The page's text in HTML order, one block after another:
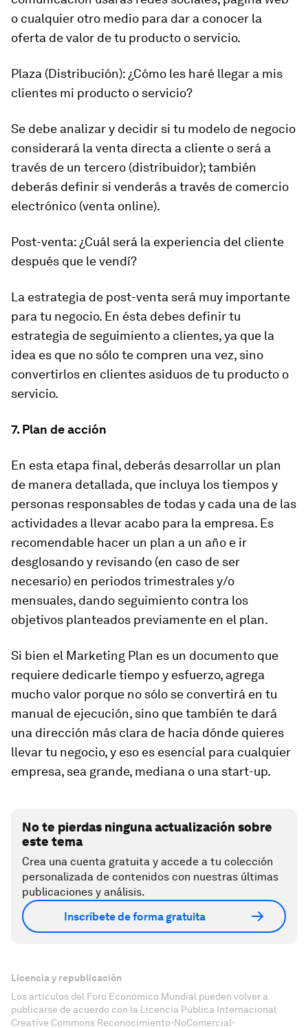
o cualquier otro medio para dar a conocer la
oferta de valor de tu producto o servicio.
Plaza (Distribución): ¿Cómo les haré llegar a mis
clientes mi producto o servicio?
Se debe analizar y decidir si tu modelo de negocio
considerará la venta directa a cliente o será a
través de un tercero (distribuidor); también
deberás definir si venderás a través de comercio
electrónico (venta online).
Post-venta: ¿Cuál será la experiencia del cliente
después que le vendí?
La estrategia de post-venta será muy importante
para tu negocio. En ésta debes definir tu
estrategia de seguimiento a clientes, ya que la
idea es que no sólo te compren una vez, sino
convertirlos en clientes asiduos de tu producto o
servicio.
7. Plan de acción
En esta etapa final, deberás desarrollar un plan
de manera detallada, que incluya los tiempos y
personas responsables de todas y cada una de las
actividades a llevar acabo para la empresa. Es
recomendable hacer un plan a un año e ir
desglosando y revisando (en caso de ser
necesario) en periodos trimestrales y/o
mensuales, dando seguimiento contra los
objetivos planteados previamente en el plan.
Si bien el Marketing Plan es un documento que
requiere dedicarle tiempo y esfuerzo, agrega
mucho valor porque no sólo se convertirá en tu
manual de ejecución, sino que también te dará
una dirección más clara de hacia dónde quieres
llevar tu negocio, y eso es esencial para cualquier
empresa, sea grande, mediana o una start-up.
No te pierdas ninguna actualización sobre
este tema
Crea una cuenta gratuita y accede a tu colección
personalizada de contenidos con nuestras últimas
publicaciones y análisis.
Inscríbete de forma gratuita
Licencia y republicación
Los artículos del Foro Económico Mundial pueden volver a
publicarse de acuerdo con la Licencia Pública Internacional
Creative Commons Reconocimiento-NoComercial-